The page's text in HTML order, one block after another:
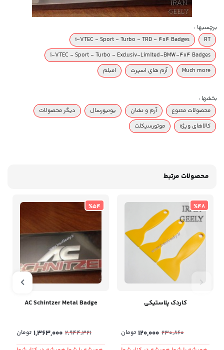
برچسبها :
RT
i-VTEC - Sport - Turbo - TRD - 4x4 Badges
i-VTEC - Sport - Turbo - Exclusiv-Limited-BMW-4x4 Badges
Much more
آرم های اسپرت امبلم
بخشها :
محصولات متنوع
آرم و نشان یونیورسال
دیگر محصولات
کالاهای ویژه
موتورسیکلت
محصولات مرتبط
%48
کاردک پلاستیکی
230,860
120,000 تومان
%54
AC Schintzer Metal Badge
2,944,321
1,363,000 تومان